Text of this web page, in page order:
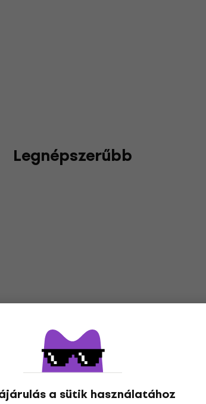
a sütik használatához
Legnépszerűbb